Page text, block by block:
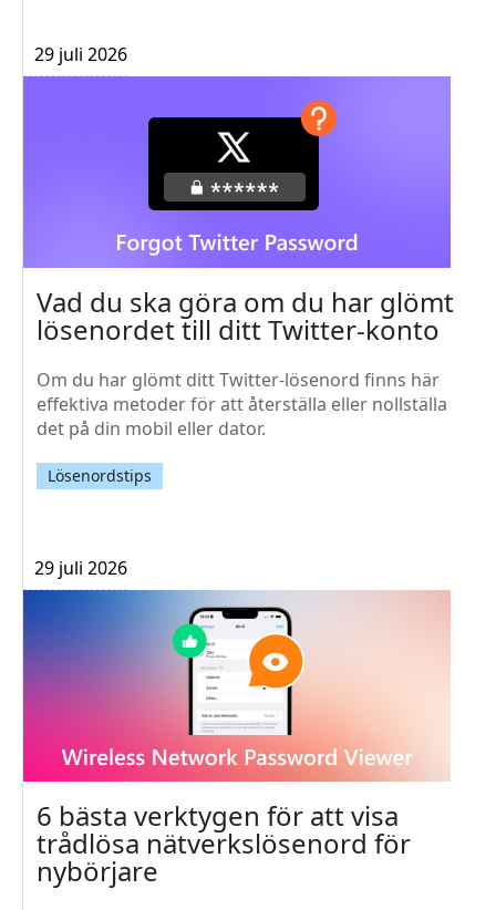
29 juli 2026
Vad du ska göra om du har glömt
lösenordet till ditt Twitter-konto
Om du har glömt ditt Twitter-lösenord finns här
effektiva metoder för att återställa eller nollställa
det på din mobil eller dator.
Lösenordstips
29 juli 2026
6 bästa verktygen för att visa
trådlösa nätverkslösenord för
nybörjare